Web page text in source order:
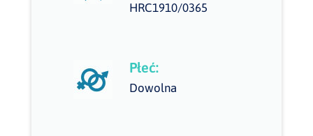
HRC1910/0365
Płeć:
Dowolna